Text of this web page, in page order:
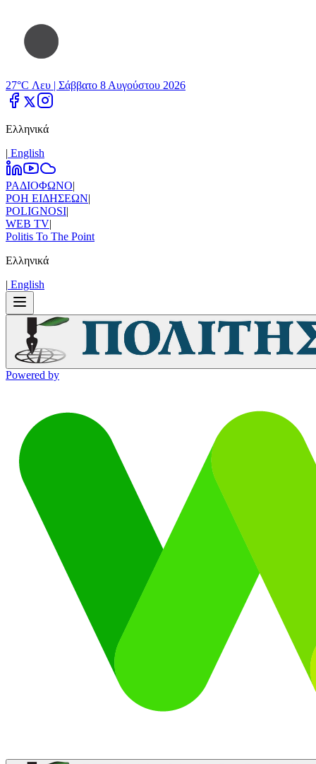
27°C Λευ | Σάββατο 8 Αυγούστου 2026
Ελληνικά
| Εnglish
ΡΑΔΙΟΦΩΝΟ|
ΡΟΗ ΕΙΔΗΣΕΩΝ|
POLIGNOSI|
WEB TV|
Politis To The Point
Ελληνικά
| Εnglish
Powered by